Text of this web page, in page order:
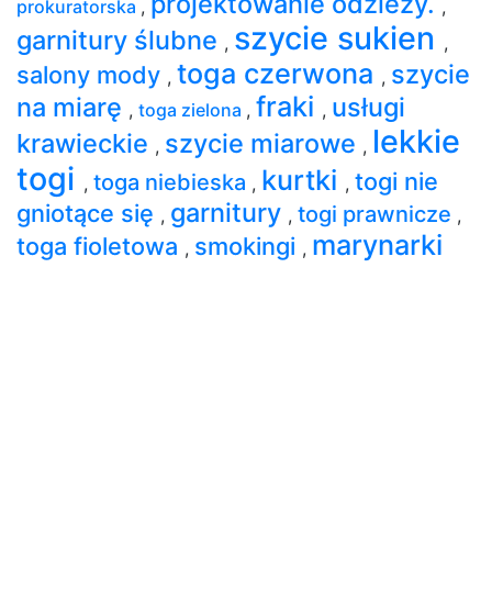
prokuratorska , ,
garnitury ślubne , szycie sukien ,
salony mody , toga czerwona , szycie
na miarę , toga zielona , fraki , usługi
krawieckie , szycie miarowe , lekkie
togi , toga niebieska , kurtki , togi nie
gniotące się , garnitury , togi prawnicze ,
toga fioletowa , smokingi , marynarki